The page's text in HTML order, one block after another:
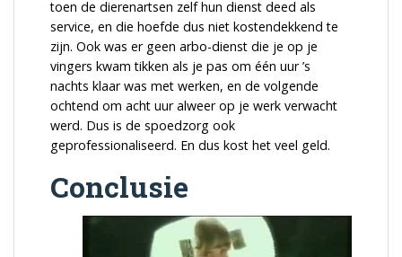
toen de dierenartsen zelf hun dienst deed als
service, en die hoefde dus niet kostendekkend te
zijn. Ook was er geen arbo-dienst die je op je
vingers kwam tikken als je pas om één uur ’s
nachts klaar was met werken, en de volgende
ochtend om acht uur alweer op je werk verwacht
werd. Dus is de spoedzorg ook
geprofessionaliseerd. En dus kost het veel geld.
Conclusie